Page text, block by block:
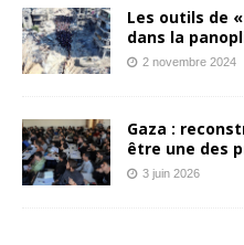
Les outils de
dans la
2 novembre 2024
Gaza :
être une des
3 juin 2026